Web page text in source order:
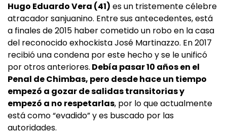
Hugo Eduardo Vera (41) es un tristemente célebre
atracador sanjuanino. Entre sus antecedentes, está
a finales de 2015 haber cometido un robo en la casa
del reconocido exhockista José Martinazzo. En 2017
recibió una condena por este hecho y se le unificó
por otros anteriores. Debía pasar 10 años en el
Penal de Chimbas, pero desde hace un tiempo
empezó a gozar de salidas transitorias y
empezó a no respetarlas, por lo que actualmente
está como “evadido” y es buscado por las
autoridades.